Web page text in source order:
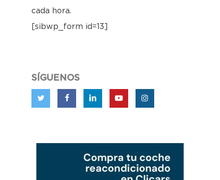
cada hora.
[sibwp_form id=13]
SÍGUENOS